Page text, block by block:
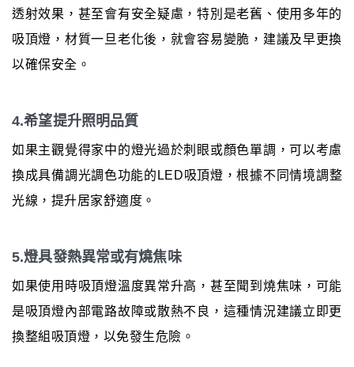
透射效果，甚至會有安全疑慮，特別是老舊、使用多年的
吸頂燈，材質一旦老化後，就會容易變脆，建議及早更換
以確保安全。
4.希望提升照明品質
如果主觀覺得家中的燈光過於刺眼或顏色單調，可以考慮
換成具備調光調色功能的LED吸頂燈，根據不同情境調整
光線，提升居家舒適度。
5.燈具發熱異常或有燒焦味
如果使用時吸頂燈溫度異常升高，甚至聞到燒焦味，可能
是吸頂燈內部電路故障或散熱不良，這種情況建議立即更
換整組吸頂燈，以免發生危險。